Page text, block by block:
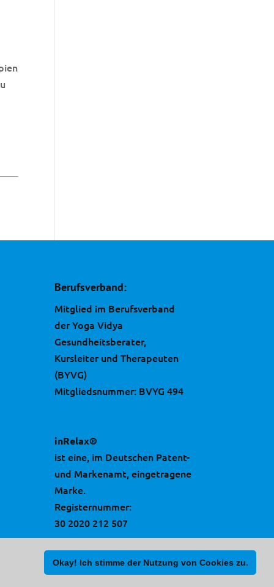
Okay! Ich stimme der Nutzung von Cookies zu.
Berufsverband:
Mitglied im Berufsverband
der Yoga Vidya
Gesundheitsberater,
Kursleiter und Therapeuten
(BYVG)
Mitgliedsnummer: BVYG 494
inRelax®
ist eine, im Deutschen Patent-
und Markenamt, eingetragene
Marke.
Registernummer:
30 2020 212 507